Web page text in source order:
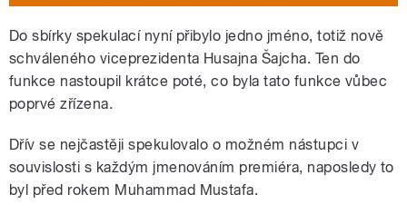
Do sbírky spekulací nyní přibylo jedno jméno, totiž nově
schváleného viceprezidenta Husajna Šajcha. Ten do
funkce nastoupil krátce poté, co byla tato funkce vůbec
poprvé zřízena.
Dřív se nejčastěji spekulovalo o možném nástupci v
souvislosti s každým jmenováním premiéra, naposledy to
byl před rokem Muhammad Mustafa.